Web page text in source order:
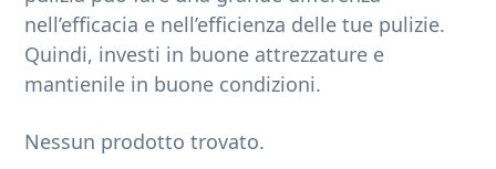
nell’efficacia e nell’efficienza delle tue pulizie.
Quindi, investi in buone attrezzature e
mantienile in buone condizioni.
Nessun prodotto trovato.